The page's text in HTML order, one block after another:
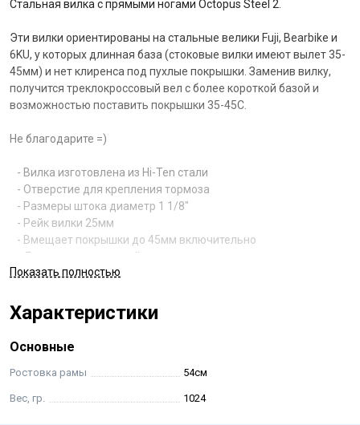
Стальная вилка с прямыми ногами Octopus Steel 2.
Эти вилки ориентированы на стальные велики Fuji, Bearbike и
6KU, у которых длинная база (стоковые вилки имеют вылет 35-
45мм) и нет клиренса под пухлые покрышки. Заменив вилку,
получится треклокроссовый вел с более короткой базой и
возможностью поставить покрышки 35-45С.
Не благодарите =)
- Вилка изготовлена из Hi-Ten стали
- Отверстие для крепления тормоза
- Размеры штока диаметр 1 1/8"
- Рейк вилки 25мм
- Вмещает покрышки до 45мм включительно
- Длина ног от опорной поверхности подшипника до центра
оси 394мм
- Якорь в комплекте и уже установлен
- Вес 1024гр с цельным штоком
- Различные длины штока под рамы Octopus Vulgaris в
- Цвет золотисто-коричневый
Показать полностью
Характеристики
Основные
Ростовка рамы 54см
Вес, гр. 1024